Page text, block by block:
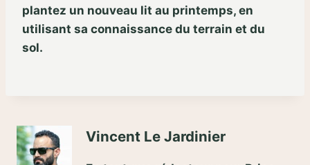
plantez un nouveau lit au printemps, en
utilisant sa connaissance du terrain et du
sol.
Vincent Le Jardinier